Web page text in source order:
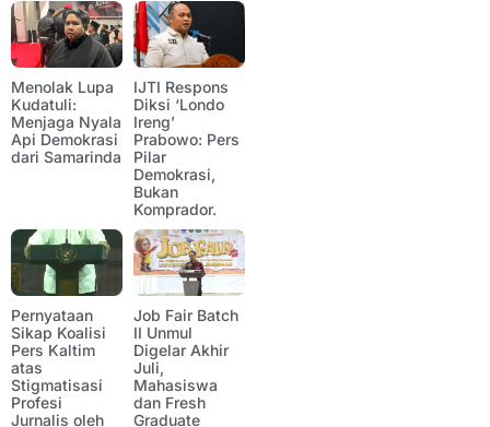
Menolak Lupa
Kudatuli:
Menjaga Nyala
Api Demokrasi
dari Samarinda
IJTI Respons
Diksi ‘Londo
Ireng’
Prabowo: Pers
Pilar
Demokrasi,
Bukan
Komprador.
Pernyataan
Sikap Koalisi
Pers Kaltim
atas
Stigmatisasi
Profesi
Jurnalis oleh
Job Fair Batch
II Unmul
Digelar Akhir
Juli,
Mahasiswa
dan Fresh
Graduate